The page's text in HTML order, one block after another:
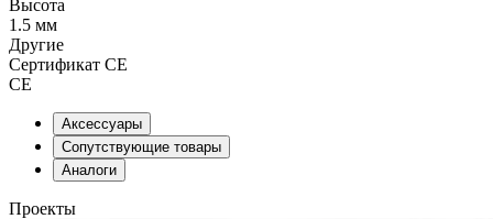
Высота
1.5 мм
Другие
Сертификат CE
CE
Аксессуары
Сопутствующие товары
Аналоги
Проекты